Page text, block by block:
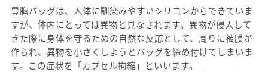
豊胸バッグは、人体に馴染みやすいシリコンからできていま
すが、体内にとっては異物と見なされます。異物が侵入して
きた際に身体を守るための自然な反応として、周りに被膜が
作られ、異物を小さくしようとバッグを締め付けてしまいま
す。この症状を「カプセル拘縮」といいます。